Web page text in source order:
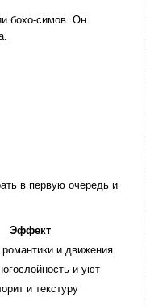
бохо‑симов. Он
в первую очередь и
Эффект
и движения
и уют
и текстуру